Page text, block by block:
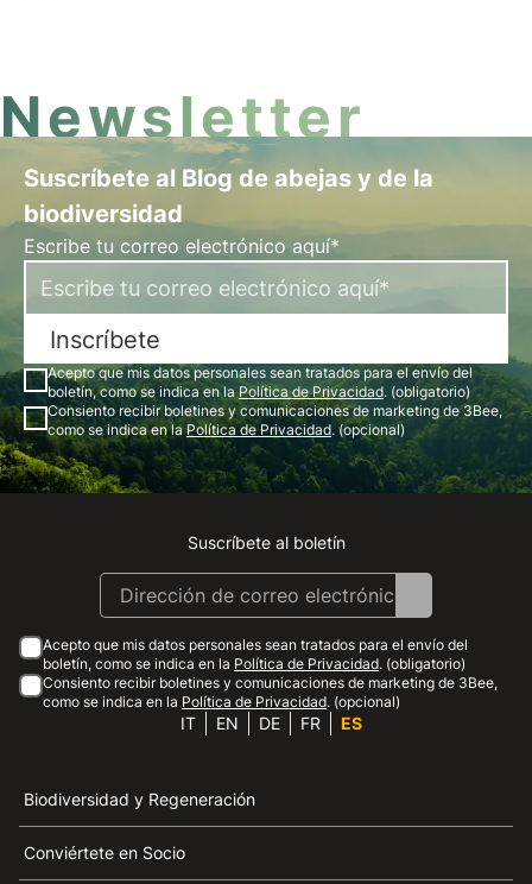
Newsletter
Suscríbete al Blog de abejas y de la
biodiversidad
Escribe tu correo electrónico aquí*
Inscríbete
Acepto que mis datos personales sean tratados para el envío del
boletín, como se indica en laPolítica de Privacidad. (obligatorio)
Consiento recibir boletines y comunicaciones de marketing de 3Bee,
como se indica en laPolítica de Privacidad. (opcional)
Instagram
Facebook
Linkedin
Youtube
Suscríbete al boletín
Acepto que mis datos personales sean tratados para el envío del
boletín, como se indica en la Política de Privacidad. (obligatorio)
Consiento recibir boletines y comunicaciones de marketing de 3Bee,
como se indica en la Política de Privacidad. (opcional)
IT EN DE FR ES
Biodiversidad y Regeneración
Conviértete en Socio